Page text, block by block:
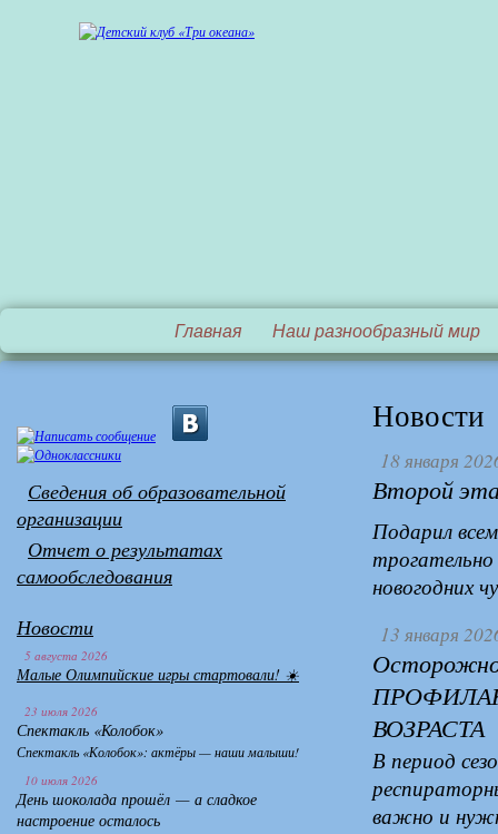
Главная Наш разнообразный мир
Сведения об образовательной
организации
Отчет о результатах
самообследования
Новости
5 августа 2026
Малые Олимпийские игры стартовали! ☀️
23 июля 2026
Спектакль «Колобок»
Спектакль «Колобок»: актёры — наши малыши!
10 июля 2026
День шоколада прошёл — а сладкое
настроение осталось
Новости
18 января
Второй
Подарил
трогательно
новогодних
13 января
ВОЗРАСТА
В период
важно и